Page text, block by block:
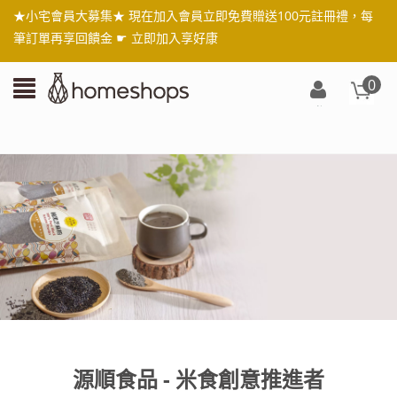
★小宅會員大募集★ 現在加入會員立即免費贈送100元註冊禮，每
筆訂單再享回饋金 ☛ 立即加入享好康
0
註
源順食品 - 米食創意推進者